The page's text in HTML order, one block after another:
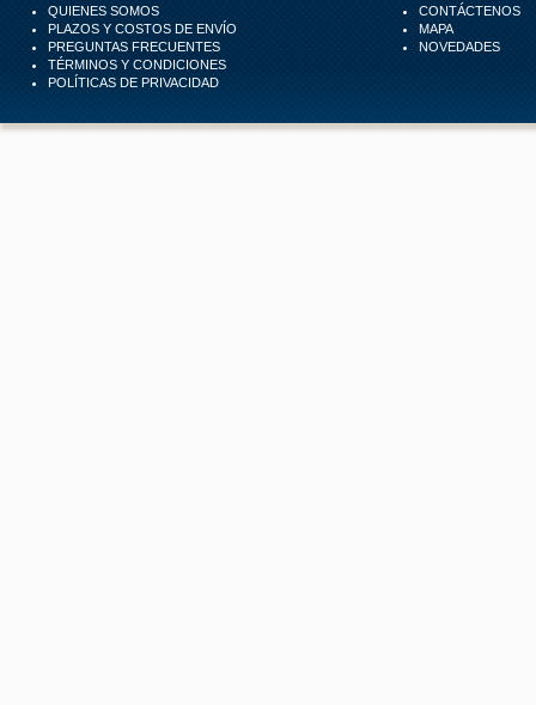
QUIENES SOMOS
PLAZOS Y COSTOS DE ENVÍO
PREGUNTAS FRECUENTES
TÉRMINOS Y CONDICIONES
POLÍTICAS DE PRIVACIDAD
CONTÁCTENOS
MAPA
NOVEDADES